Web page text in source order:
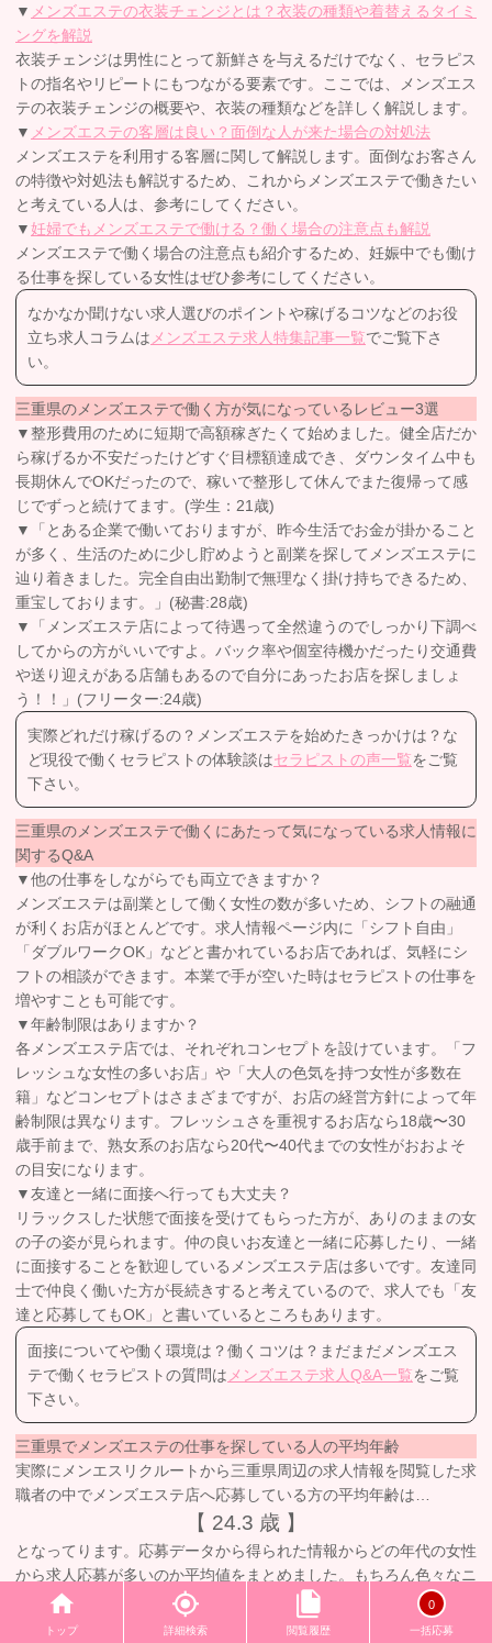
▼ メンズエステの衣装チェンジとは？衣装の種類や着替えるタイミ
ングを解説
衣装チェンジは男性にとって新鮮さを与えるだけでなく、セラピス
トの指名やリピートにもつながる要素です。ここでは、メンズエス
テの衣装チェンジの概要や、衣装の種類などを詳しく解説します。
▼ メンズエステの客層は良い？面倒な人が来た場合の対処法
メンズエステを利用する客層に関して解説します。面倒なお客さん
の特徴や対処法も解説するため、これからメンズエステで働きたい
と考えている人は、参考にしてください。
▼ 妊婦でもメンズエステで働ける？働く場合の注意点も解説
メンズエステで働く場合の注意点も紹介するため、妊娠中でも働け
る仕事を探している女性はぜひ参考にしてください。
なかなか聞けない求人選びのポイントや稼げるコツなどのお役
立ち求人コラムは メンズエステ求人特集記事一覧でご覧下さ
い。
三重県のメンズエステで働く方が気になっているレビュー3選
▼整形費用のために短期で高額稼ぎたくて始めました。健全店だか
ら稼げるか不安だったけどすぐ目標額達成でき、ダウンタイム中も
長期休んでOKだったので、稼いで整形して休んでまた復帰って感
じでずっと続けてます。(学生：21歳)
▼「とある企業で働いておりますが、昨今生活でお金が掛かること
が多く、生活のために少し貯めようと副業を探してメンズエステに
辿り着きました。完全自由出勤制で無理なく掛け持ちできるため、
重宝しております。」(秘書:28歳)
▼「メンズエステ店によって待遇って全然違うのでしっかり下調べ
してからの方がいいですよ。バック率や個室待機かだったり交通費
や送り迎えがある店舗もあるので自分にあったお店を探しましょ
う！！」(フリーター:24歳)
実際どれだけ稼げるの？メンズエステを始めたきっかけは？な
ど現役で働くセラピストの体験談はセラピストの声一覧をご覧
下さい。
三重県のメンズエステで働くにあたって気になっている求人情報に
関するQ&A
▼他の仕事をしながらでも両立できますか？
メンズエステは副業として働く女性の数が多いため、シフトの融通
が利くお店がほとんどです。求人情報ページ内に「シフト自由」
「ダブルワークOK」などと書かれているお店であれば、気軽にシ
フトの相談ができます。本業で手が空いた時はセラピストの仕事を
増やすことも可能です。
▼年齢制限はありますか？
各メンズエステ店では、それぞれコンセプトを設けています。「フ
レッシュな女性の多いお店」や「大人の色気を持つ女性が多数在
籍」などコンセプトはさまざまですが、お店の経営方針によって年
齢制限は異なります。フレッシュさを重視するお店なら18歳〜30
歳手前まで、熟女系のお店なら20代〜40代までの女性がおおよそ
の目安になります。
▼友達と一緒に面接へ行っても大丈夫？
リラックスした状態で面接を受けてもらった方が、ありのままの女
の子の姿が見られます。仲の良いお友達と一緒に応募したり、一緒
に面接することを歓迎しているメンズエステ店は多いです。友達同
士で仲良く働いた方が長続きすると考えているので、求人でも「友
達と応募してもOK」と書いているところもあります。
面接についてや働く環境は？働くコツは？まだまだメンズエス
テで働くセラピストの質問は メンズエステ求人Q&A一覧をご覧
下さい。
三重県でメンズエステの仕事を探している人の平均年齢
実際にメンエスリクルートから三重県周辺の求人情報を閲覧した求
職者の中でメンズエステ店へ応募している方の平均年齢は…
【 24.3 歳 】
となってります。応募データから得られた情報からどの年代の女性
から求人応募が多いのか平均値をまとめました。もちろん色々なニ
ーズのメンズエステ店がありますので参考程度にお考えください。
三重県メンズエステ求人の魅力とは
トップ 詳細検索 閲覧履歴
0
一括応募